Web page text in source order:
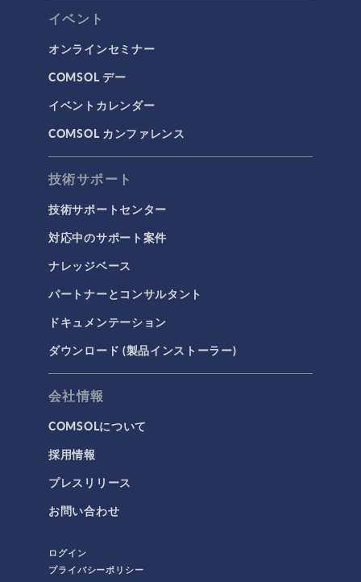
イベント
オンラインセミナー
COMSOL デー
イベントカレンダー
COMSOL カンファレンス
技術サポート
技術サポートセンター
対応中のサポート案件
ナレッジベース
パートナーとコンサルタント
ドキュメンテーション
ダウンロード (製品インストーラー)
会社情報
COMSOLについて
採用情報
プレスリリース
お問い合わせ
ログイン
プライバシーポリシー